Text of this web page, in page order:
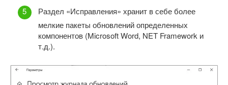
Раздел «Исправления» хранит в себе более
мелкие пакеты обновлений определенных
компонентов (Microsoft Word, NET Framework и
т.д.).